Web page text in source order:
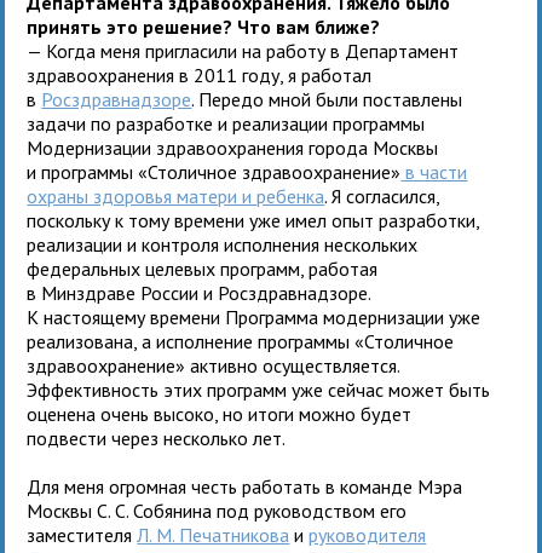
принять это решение? Что вам ближе?
— Когда меня пригласили на работу в Департамент
здравоохранения в 2011 году, я работал
в Росздравнадзоре. Передо мной были поставлены
задачи по разработке и реализации программы
Модернизации здравоохранения города Москвы
и программы «Столичное здравоохранение» в части
охраны здоровья матери и ребенка. Я согласился,
поскольку к тому времени уже имел опыт разработки,
реализации и контроля исполнения нескольких
федеральных целевых программ, работая
в Минздраве России и Росздравнадзоре.
К настоящему времени Программа модернизации уже
реализована, а исполнение программы «Столичное
здравоохранение» активно осуществляется.
Эффективность этих программ уже сейчас может быть
оценена очень высоко, но итоги можно будет
подвести через несколько лет.
Для меня огромная честь работать в команде Мэра
Москвы С. С. Собянина под руководством его
заместителя Л. М. Печатникова ируководителя